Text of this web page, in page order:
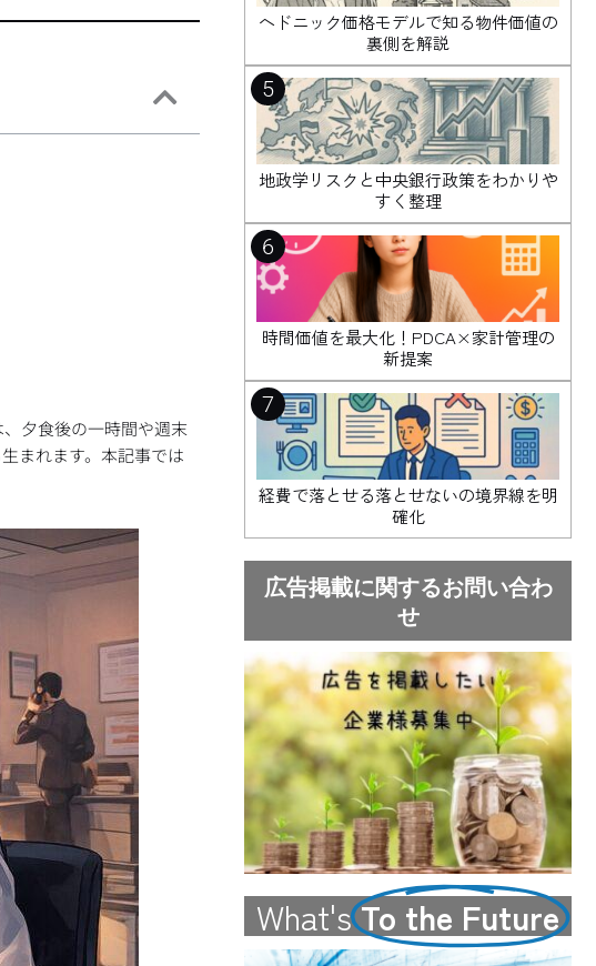
夕食後の一時間や週末
まれます。本記事では
ヘドニック価格モデルで知る物件価値の
裏側を解説
5
地政学リスクと中央銀行政策をわかりや
すく整理
6
時間価値を最大化！PDCA×家計管理の
新提案
7
経費で落とせる落とせないの境界線を明
確化
広告掲載に関するお問い合わ
せ
What'sTo the Future